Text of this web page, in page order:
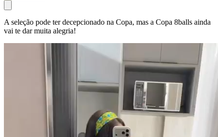
A seleção pode ter decepcionado na Copa, mas a Copa 8balls ainda
vai te dar muita alegria!